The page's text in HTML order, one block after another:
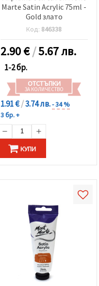
Marte Satin Acrylic 75ml -
Gold злато
Код: 846338
2.90€/5.67 лв.
1-2 бр.
ОТСТЪПКИ
ЗА КОЛИЧЕСТВО
1.91 €/3.74 лв.- 34 %
3 бр. +
КУПИ